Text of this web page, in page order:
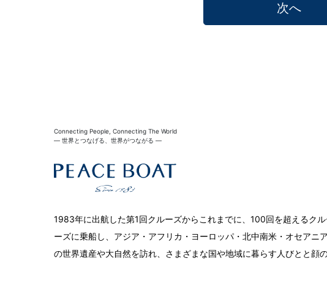
次へ
Connecting People, Connecting The World
― 世界とつなげる、世界がつながる ―
1983年に出航した第1回クルーズからこれまでに、100回を超えるク
ーズに乗船し、アジア・アフリカ・ヨーロッパ・北中南米・オセア
の世界遺産や大自然を訪れ、さまざまな国や地域に暮らす人びとと顔